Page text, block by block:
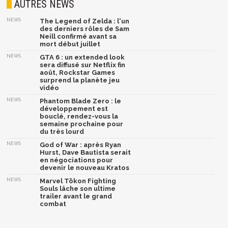
AUTRES NEWS
NEWS
The Legend of Zelda : l'un
des derniers rôles de Sam
Neill confirmé avant sa
mort début juillet
NEWS
GTA 6 : un extended look
sera diffusé sur Netflix fin
août, Rockstar Games
surprend la planète jeu
vidéo
NEWS
Phantom Blade Zero : le
développement est
bouclé, rendez-vous la
semaine prochaine pour
du très lourd
NEWS
God of War : après Ryan
Hurst, Dave Bautista serait
en négociations pour
devenir le nouveau Kratos
NEWS
Marvel Tōkon Fighting
Souls lâche son ultime
trailer avant le grand
combat